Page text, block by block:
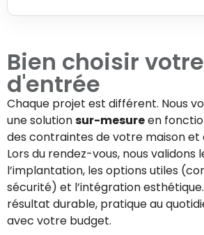
Bien choisir votre
d'entrée
Chaque projet est différent. Nous
une solutionsur-mesureen
des contraintes de votre maison et
Lors du rendez-vous, nous validons
l’implantation, les options utiles
sécurité) et l’intégration esthétique.
résultat durable, pratique au
avec votre budget.